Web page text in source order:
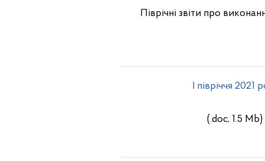
Піврічні звіти про
I півріччя 2021
(.doc, 1.5 Mb)